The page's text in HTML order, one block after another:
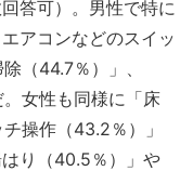
答可）。男性で特に
アコンなどのスイッ
（44.7％）」、
女性も同様に「床
操作（43.2％）」
り（40.5％）」や